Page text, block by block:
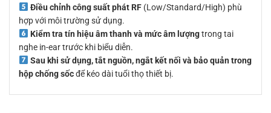
Điều chỉnh công suất phát RF(Low/Standard/High) phù
hợp với môi trường sử dụng.
Kiểm tra tín hiệu âm thanh và mức âm lượngtrong tai
nghe in-ear trước khi biểu diễn.
Sau khi sử dụng, tắt nguồn, ngắt kết nối và bảo quản trong
hộp chống sốcđể kéo dài tuổi thọ thiết bị.